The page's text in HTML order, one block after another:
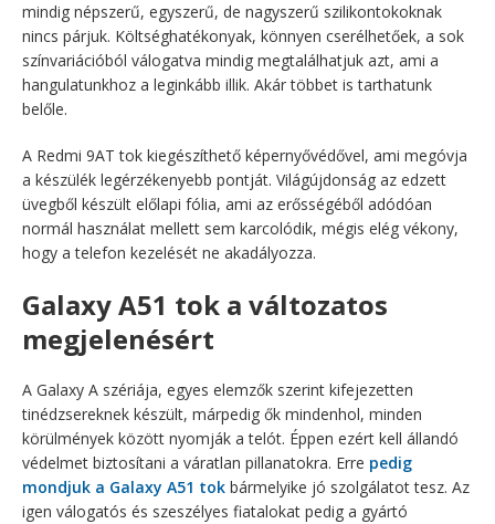
mindig népszerű, egyszerű, de nagyszerű szilikontokoknak
nincs párjuk. Költséghatékonyak, könnyen cserélhetőek, a sok
színvariációból válogatva mindig megtalálhatjuk azt, ami a
hangulatunkhoz a leginkább illik. Akár többet is tarthatunk
belőle.
A Redmi 9AT tok kiegészíthető képernyővédővel, ami megóvja
a készülék legérzékenyebb pontját. Világújdonság az edzett
üvegből készült előlapi fólia, ami az erősségéből adódóan
normál használat mellett sem karcolódik, mégis elég vékony,
hogy a telefon kezelését ne akadályozza.
Galaxy A51 tok a változatos
megjelenésért
A Galaxy A szériája, egyes elemzők szerint kifejezetten
tinédzsereknek készült, márpedig ők mindenhol, minden
körülmények között nyomják a telót. Éppen ezért kell állandó
védelmet biztosítani a váratlan pillanatokra. Erre pedig
mondjuk a Galaxy A51 tok bármelyike jó szolgálatot tesz. Az
igen válogatós és szeszélyes fiatalokat pedig a gyártó